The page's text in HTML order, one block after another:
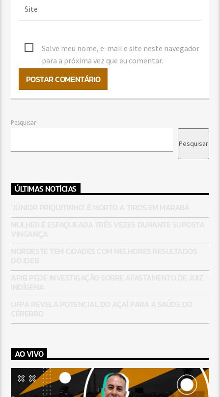
Salve meu nome, e-mail e site neste navegador
para a próxima vez que eu comentar.
Pesquisar
Pesquisar
ÚLTIMAS NOTÍCIAS
AO VIVO